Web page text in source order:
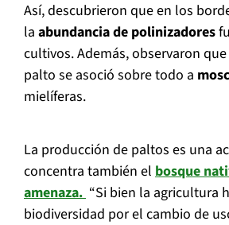
Así, descubrieron que en los
la abundancia de polinizadores
cultivos. Además, observaron
palto se asoció sobre todo a
mielíferas.
La producción de paltos es una
concentra también el bosque
amenaza. “Si bien la agricultura
biodiversidad por el cambio de